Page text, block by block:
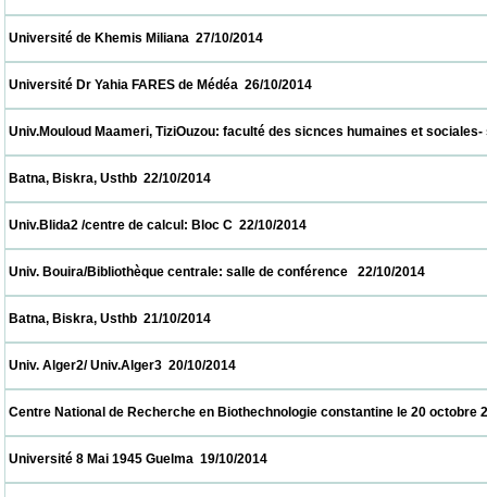
Université de Khemis Miliana  27/10/2014
Université Dr Yahia FARES de Médéa  26/10/2014
Univ.Mouloud Maameri, TiziOuzou: faculté des sicnces humaines et
Batna, Biskra, Usthb  22/10/2014
Univ.Blida2 /centre de calcul: Bloc C  22/10/2014
Univ. Bouira/Bibliothèque centrale: salle de conférence   22/10/
Batna, Biskra, Usthb  21/10/2014
Univ. Alger2/ Univ.Alger3  20/10/2014
Centre National de Recherche en Biothechnologie constantine le
Université 8 Mai 1945 Guelma  19/10/2014